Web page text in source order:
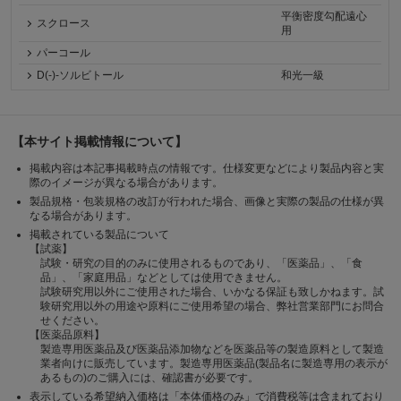
スクロース
平衡密度勾配遠心
用
パーコール
D(-)-ソルビトール
和光一級
【本サイト掲載情報について】
掲載内容は本記事掲載時点の情報です。仕様変更などにより製品内容と実
際のイメージが異なる場合があります。
製品規格・包装規格の改訂が行われた場合、画像と実際の製品の仕様が異
なる場合があります。
掲載されている製品について
【試薬】
試験・研究の目的のみに使用されるものであり、「医薬品」、「食
品」、「家庭用品」などとしては使用できません。
試験研究用以外にご使用された場合、いかなる保証も致しかねます。試
験研究用以外の用途や原料にご使用希望の場合、弊社営業部門にお問合
せください。
【医薬品原料】
製造専用医薬品及び医薬品添加物などを医薬品等の製造原料として製造
業者向けに販売しています。製造専用医薬品(製品名に製造専用の表示が
あるもの)のご購入には、確認書が必要です。
表示している希望納入価格は「本体価格のみ」で消費税等は含まれており